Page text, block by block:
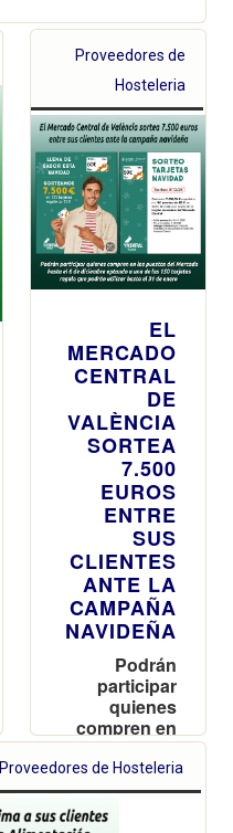
Proveedores de
Hosteleria
EL
MERCADO
CENTRAL
DE
VALÈNCIA
SORTEA
7.500
EUROS
ENTRE
SUS
CLIENTES
ANTE LA
CAMPAÑA
NAVIDEÑA
Podrán
participar
quienes
compren en
los puestos
del Mercado
hasta el 6 de
diciembre
Proveedores de Hosteleria